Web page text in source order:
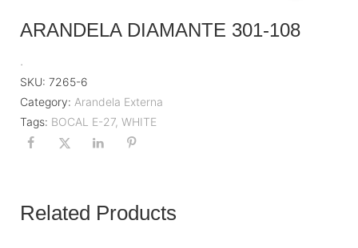
ARANDELA DIAMANTE 301-108
.
SKU: 7265-6
Category: Arandela Externa
Tags: BOCAL E-27, WHITE
Related Products